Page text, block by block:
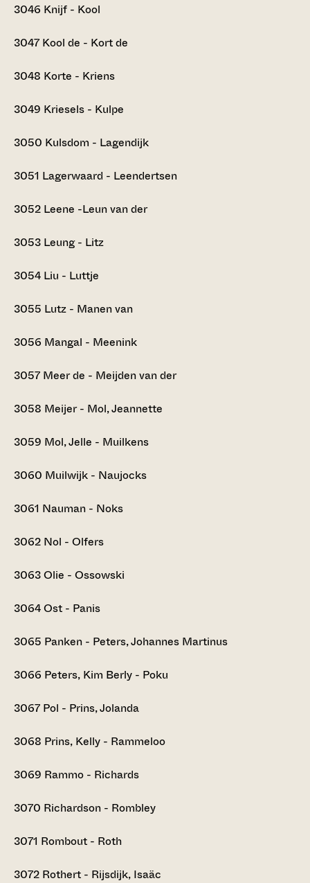
3046 Knijf - Kool
3047 Kool de - Kort de
3048 Korte - Kriens
3049 Kriesels - Kulpe
3050 Kulsdom - Lagendijk
3051 Lagerwaard - Leendertsen
3052 Leene -Leun van der
3053 Leung - Litz
3054 Liu - Luttje
3055 Lutz - Manen van
3056 Mangal - Meenink
3057 Meer de - Meijden van der
3058 Meijer - Mol, Jeannette
3059 Mol, Jelle - Muilkens
3060 Muilwijk - Naujocks
3061 Nauman - Noks
3062 Nol - Olfers
3063Olie - Ossowski
3064Ost - Panis
3065 Panken - Peters, Johannes Martinus
3066 Peters, Kim Berly - Poku
3067 Pol - Prins, Jolanda
3068 Prins, Kelly - Rammeloo
3069 Rammo - Richards
3070 Richardson - Rombley
3071 Rombout - Roth
3072 Rothert - Rijsdijk, Isaäc